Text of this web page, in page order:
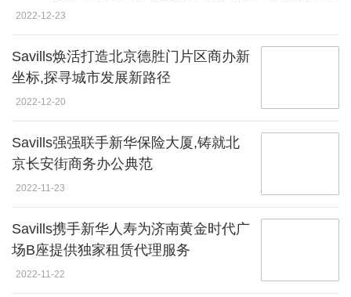
2022-12-23
Savills焕活打造北京德胜门片区商办新
坐标,探寻城市发展新路径
2022-12-20
Savills强强联手新华保险大厦,铸就北
京长安街商务办公典范
2022-11-23
Savills携手新华人寿为济南黄金时代广
场B座提供独家租赁代理服务
2022-11-22